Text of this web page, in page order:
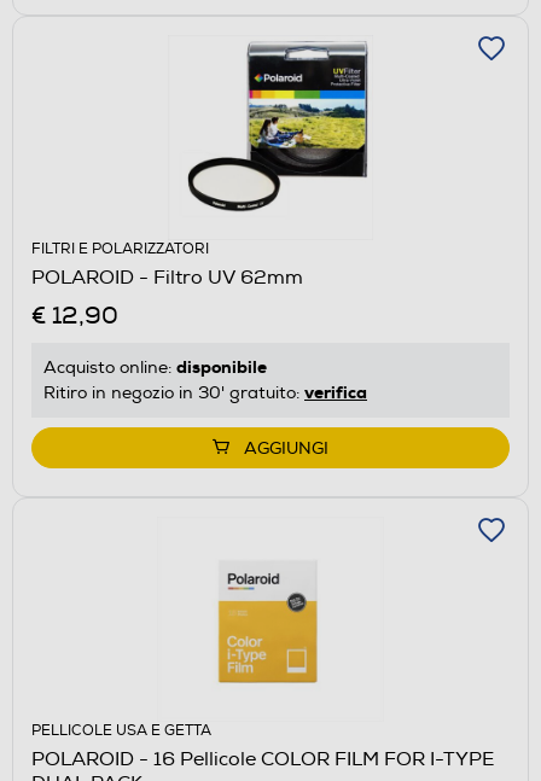
FILTRI E POLARIZZATORI
POLAROID - Filtro UV 62mm
€ 12,90
Acquisto online: disponibile
Ritiro in negozio in 30' gratuito: verifica
AGGIUNGI
PELLICOLE USA E GETTA
POLAROID - 16 Pellicole COLOR FILM FOR I-TYPE